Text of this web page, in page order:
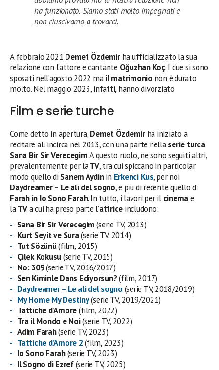
ha funzionato. Siamo stati molto impegnati e
non riuscivamo a trovarci.
A febbraio 2021 Demet Özdemirha ufficializzato la sua
relazione con l’attore e cantante Oğuzhan Koç. I due si sono
sposati nell’agosto 2022 ma ilmatrimonio non è durato
molto. Nel maggio 2023, infatti, hanno divorziato.
Film e serie turche
Come detto in apertura,Demet Özdemirha iniziato a
recitare all’incirca nel 2013, con una parte nellaserie turca
Sana Bir Sir Verecegim. A questo ruolo, ne sono seguiti altri,
prevalentemente per laTV, tra cui spiccano in particolar
modo quello di Sanem Aydinin Erkenci Kus, per noi
Daydreamer – Le ali del sogno, e più di recente quello di
Farah in Io Sono Farah. In tutto, i lavori per il cinemae
laTVa cui ha preso parte l’attrice includono:
Sana Bir Sir Verecegim(serie TV, 2013)
Kurt Seyit ve Sura(serie TV, 2014)
Tut Sözünü(film, 2015)
Çilek Kokusu(serie TV, 2015)
No: 309(serie TV, 2016/2017)
Sen Kiminle Dans Ediyorsun?(film, 2017)
Daydreamer – Le ali del sogno (serie TV, 2018/2019)
My Home My Destiny(serie TV, 2019/2021)
Tattiche d’Amore(film, 2022)
Tra il Mondo e Noi(serie TV, 2022)
Adim Farah(serie TV, 2023)
Tattiche d’Amore 2(film, 2023)
Io Sono Farah(serie TV, 2023)
Il Sogno di Ezref(serie TV, 2025)